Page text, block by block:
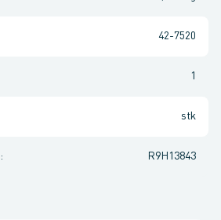
42-7520
1
stk
: R9H13843